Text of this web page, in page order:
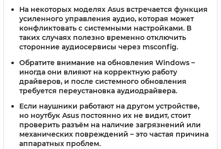
На некоторых моделях Asus встречается функция
усиленного управления аудио, которая может
конфликтовать с системными настройками. В
таких случаях полезно временно отключить
сторонние аудиосервисы через msconfig.
Обратите внимание на обновления Windows –
иногда они влияют на корректную работу
драйверов, и после системного обновления
требуется переустановка аудиодрайвера.
Если наушники работают на другом устройстве,
но ноутбук Asus постоянно их не видит, стоит
проверить разъём на наличие загрязнений или
механических повреждений – это частая причина
аппаратных проблем.